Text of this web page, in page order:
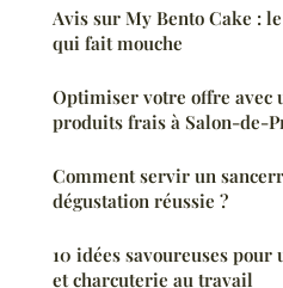
Avis sur My Bento Cake :
qui fait mouche
Optimiser votre offre avec
produits frais à Salon-de-
Comment servir un
dégustation réussie ?
10 idées savoureuses
et charcuterie au travail